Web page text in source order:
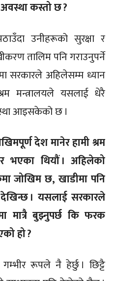
कस्तो छ ?
उनीहरूको सुरक्षा र
तालिम पनि गराउनुपर्ने
सरकारले अहिलेसम्म ध्यान
मन्त्रालयले यसलाई धेरै
आइसकेको छ ।
देश मानेर हामी श्रम
भएका थियौं । अहिलेको
जोखिम छ, खाडीमा पनि
। यसलाई सरकारले
मात्रै बुझ्नुपर्छ कि फरक
हो ?
रूपले नै हेर्छु । छिट्टै